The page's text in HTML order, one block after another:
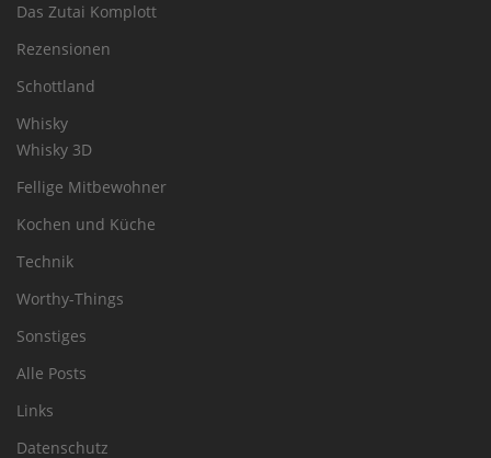
Das Zutai Komplott
Rezensionen
Schottland
Whisky
Whisky 3D
Fellige Mitbewohner
Kochen und Küche
Technik
Worthy-Things
Sonstiges
Alle Posts
Links
Datenschutz